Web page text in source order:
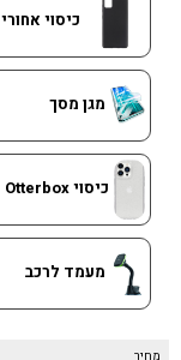
כיסוי אחורי
מגן מסך
כיסוי Otterbox
מעמד לרכב
מחיר